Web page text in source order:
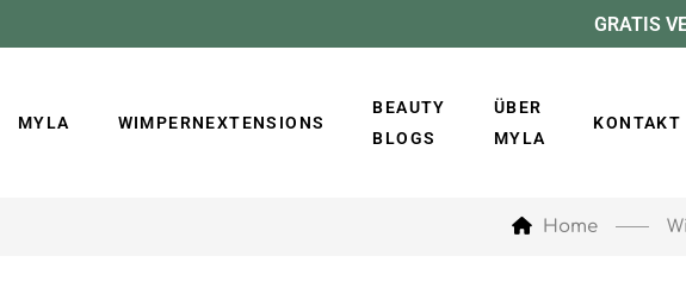
GRATIS
MYLA WIMPERNEXTENSIONS
BEAUTY
BLOGS
ÜBER
MYLA
KONTAKT
Home